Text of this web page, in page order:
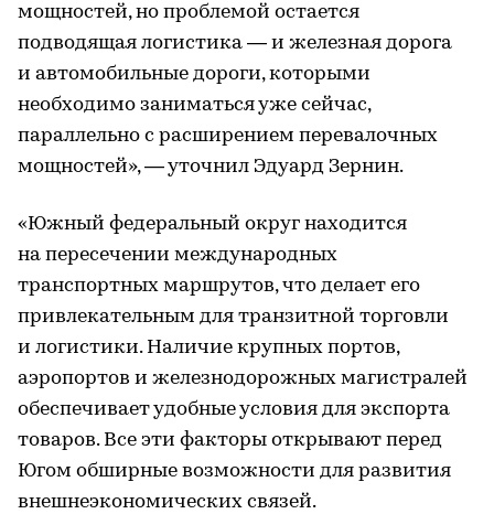
мощностей, но проблемой остается
подводящая логистика — и железная дорога
и автомобильные дороги, которыми
необходимо заниматься уже сейчас,
параллельно с расширением перевалочных
мощностей», — уточнил Эдуард Зернин.
«Южный федеральный округ находится
на пересечении международных
транспортных маршрутов, что делает его
привлекательным для транзитной торговли
и логистики. Наличие крупных портов,
аэропортов и железнодорожных магистралей
обеспечивает удобные условия для экспорта
товаров. Все эти факторы открывают перед
Югом обширные возможности для развития
внешнеэкономических связей.